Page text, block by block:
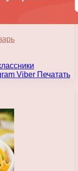
Viber Печатать